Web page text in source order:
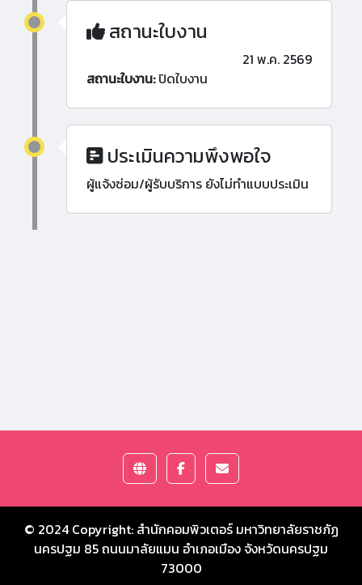
สถานะใบงาน
21 พ.ค. 2569
สถานะใบงาน:ปิดใบงาน
ประเมินความพึงพอใจ
ผู้แจ้งซ่อม/ผู้รับบริการ ยังไม่ทำแบบประเมิน
© 2024 Copyright: สำนักคอมพิวเตอร์ มหาวิทยาลัยราชภัฏ
นครปฐม 85 ถนนมาลัยแมน อำเภอเมือง จังหวัดนครปฐม
73000